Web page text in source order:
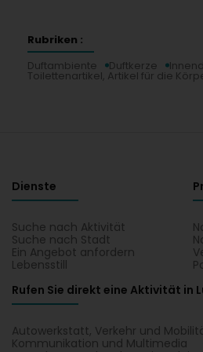
Rubriken :
Duftambiente
Duftkerze
Toilettenartikel, Artikel für die
Dienste
Suche nach Aktivität
Suche nach Stadt
Ein Angebot anfordern
Lebensstill
Rufen Sie direkt eine Aktivität in
Autowerkstatt, Verkehr und
Kommunikation und Multimedia